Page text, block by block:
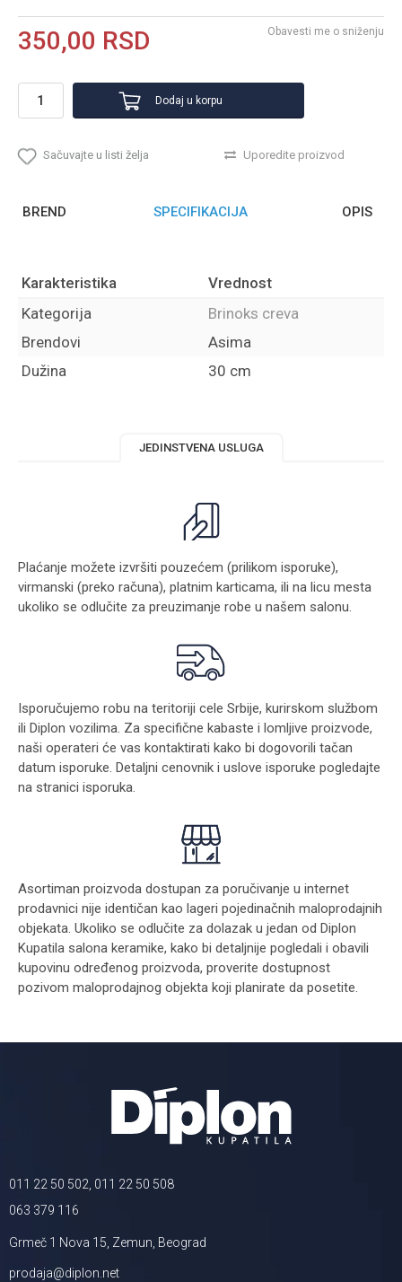
350,00 RSD Obavesti me o sniženju
Dodaj u korpu
Sačuvajte u listi želja Uporedite proizvod
BREND SPECIFIKACIJA OPIS
Karakteristika
Vrednost
Kategorija
Brinoks creva
Brendovi
Asima
Dužina
30 cm
JEDINSTVENA USLUGA
Plaćanje možete izvršiti pouzećem (prilikom isporuke),
virmanski (preko računa), platnim karticama, ili na licu mesta
ukoliko se odlučite za preuzimanje robe u našem salonu.
Isporučujemo robu na teritoriji cele Srbije, kurirskom službom
ili Diplon vozilima. Za specifične kabaste i lomljive proizvode,
naši operateri će vas kontaktirati kako bi dogovorili tačan
datum isporuke. Detaljni cenovnik i uslove isporuke pogledajte
na stranici isporuka.
Asortiman proizvoda dostupan za poručivanje u internet
prodavnici nije identičan kao lageri pojedinačnih maloprodajnih
objekata. Ukoliko se odlučite za dolazak u jedan od Diplon
Kupatila salona keramike, kako bi detaljnije pogledali i obavili
kupovinu određenog proizvoda, proverite dostupnost
pozivom maloprodajnog objekta koji planirate da posetite.
011 22 50 502, 011 22 50 508
063 379 116
Grmeč 1 Nova 15, Zemun, Beograd
prodaja@diplon.net